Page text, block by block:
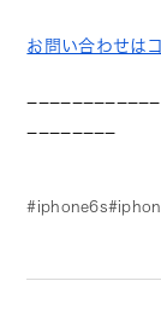
お問い合わせは
−−−−−−−−
iphone6s